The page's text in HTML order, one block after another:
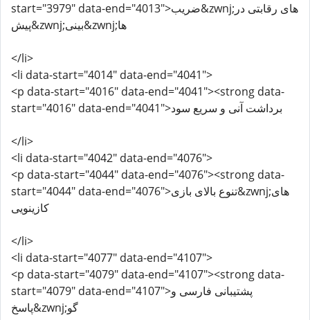
start="3979" data-end="4013">ضریب&zwnj;های رقابتی در
پیش&zwnj;بینی&zwnj;ها
</li>
<li data-start="4014" data-end="4041">
<p data-start="4016" data-end="4041"><strong data-
start="4016" data-end="4041">برداشت آنی و سریع سود
</li>
<li data-start="4042" data-end="4076">
<p data-start="4044" data-end="4076"><strong data-
start="4044" data-end="4076">تنوع بالای بازی&zwnj;های
کازینویی
</li>
<li data-start="4077" data-end="4107">
<p data-start="4079" data-end="4107"><strong data-
start="4079" data-end="4107">پشتیبانی فارسی و
پاسخ&zwnj;گو